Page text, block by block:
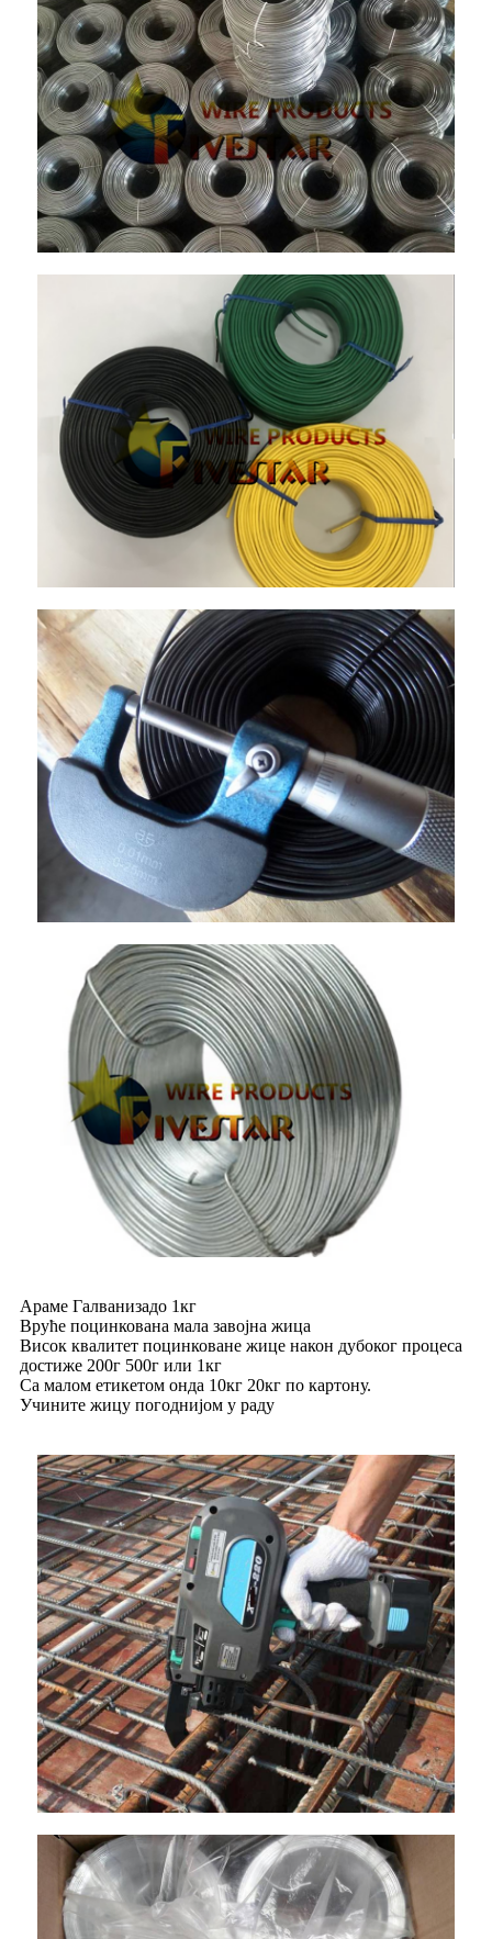
Араме Галванизадо 1кг
Вруће поцинкована мала завојна жица
Висок квалитет поцинковане жице након дубоког процеса
достиже 200г 500г или 1кг
Са малом етикетом онда 10кг 20кг по картону.
Учините жицу погоднијом у раду